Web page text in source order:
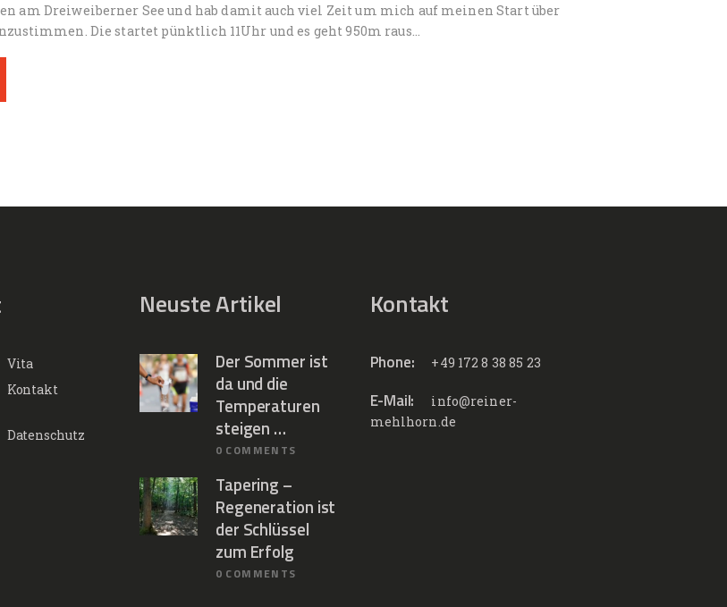
am Dreiweiberner See und hab damit auch viel Zeit um mich auf meinen Start über
Die startet pünktlich 11Uhr und es geht 950m raus…
Vita
Kontakt
Datenschutz
Neuste Artikel
Der Sommer ist
da und die
Temperaturen
steigen …
0 COMMENTS
Tapering –
Regeneration ist
der Schlüssel
zum Erfolg
0 COMMENTS
Kontakt
Phone: +49 172 8 38 85 23
E-Mail:
info@reiner-
mehlhorn.de